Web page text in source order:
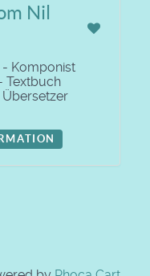
Nil
- Komponist
Textbuch
Übersetzer